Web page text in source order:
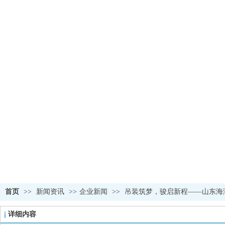
首页 >> 新闻资讯 >> 企业新闻 >> 吊装筑梦，骏启新程——山东海
详细内容